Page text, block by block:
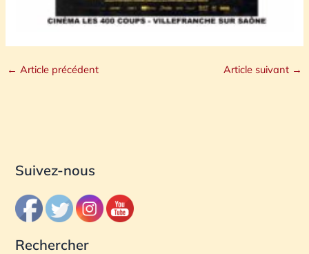
← Article précédent Article suivant →
Suivez-nous
Rechercher